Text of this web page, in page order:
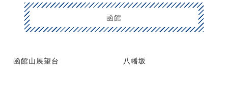
函館
函館山展望台 八幡坂